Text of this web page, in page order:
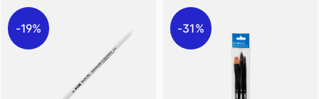
19% 31%